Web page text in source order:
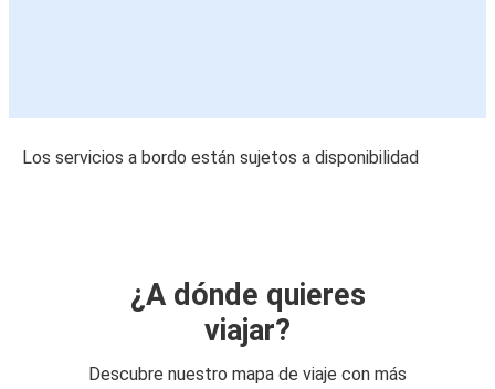
Los servicios a bordo están sujetos a disponibilidad
¿A dónde quieres
viajar?
Descubre nuestro mapa de viaje con más